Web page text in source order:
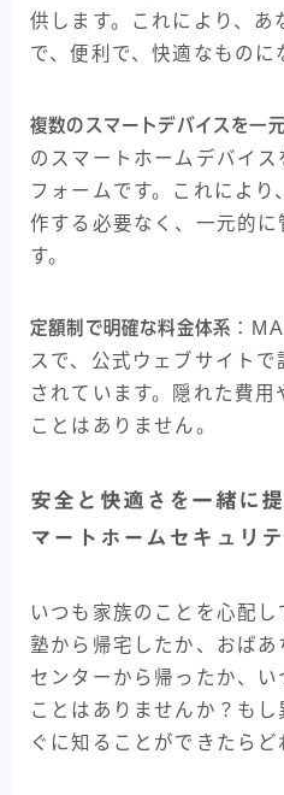
供します。これにより、あ
で、便利で、快適なものに
複数のスマートデバイスを一
のスマートホームデバイ
フォームです。これによ
作する必要なく、一元的に
す。
定額制で明確な料金体系 ：
スで、公式ウェブサイト
されています。隠れた費
ことはありません。
安全と快適さを一緒に
マートホームセキュリ
いつも家族のことを心配
塾から帰宅したか、おば
センターから帰ったか、
ことはありませんか？も
ぐに知ることができたらど